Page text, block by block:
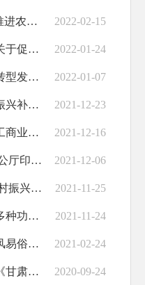
国务院关于印发“十四五”推进农业农村现代化规划的通知 2022-02-15
退役军人事务部等16部门关于促进退役军人投身乡村振兴的指导意见 2022-01-24
关于印发《加快农村能源转型发展助力乡村振兴的实施意见》的通知 2022-01-07
关于印发《衔接推进乡村振兴补助资金绩效评价及考核办法》的通知 2021-12-23
国家乡村振兴局中华全国工商业联合会关于印发《“万企兴万村”行动倾斜支持... 2021-12-16
中共中央办公厅 国务院办公厅印发《农村人居环境整治提升五年行动方案（2... 2021-12-06
中共中央 国务院印发《乡村振兴战略规划（2018－2022年）》 2021-11-25
农业农村部关于拓展农业多种功能 促进乡村产业高质量发展的指导意见 2021-11-24
临夏州关于进一步推进移风易俗建设文明乡风的贯彻意见 2021-02-24
甘肃省农业农村厅关于对《甘肃省人民政府 办公厅关于切实加强高标准农田建... 2020-09-24